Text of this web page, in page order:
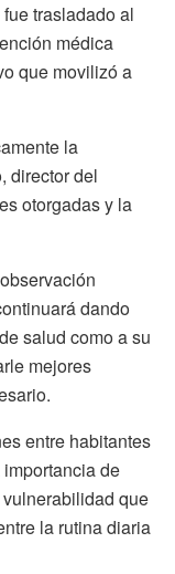
trasladado al
médica
que movilizó a
la
director del
otorgadas y la
dando
salud como a su
mejores
entre habitantes
de
que
la rutina diaria